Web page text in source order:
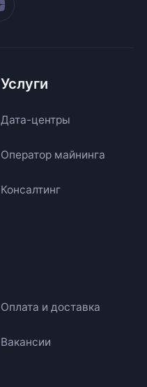
Услуги
Дата-центры
Оператор майнинга
Консалтинг
Оплата и доставка
Вакансии